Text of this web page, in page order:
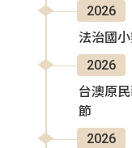
2026
法治國
2026
台澳原
節
2026